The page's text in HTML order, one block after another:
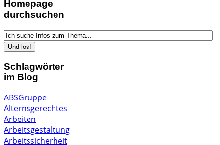
Homepage
durchsuchen
Schlagwörter
im Blog
ABSGruppe
Alternsgerechtes
Arbeiten
Arbeitsgestaltung
Arbeitssicherheit